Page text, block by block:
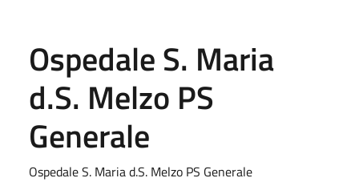
Ospedale S. Maria
d.S. Melzo PS
Generale
Ospedale S. Maria d.S. Melzo PS Generale